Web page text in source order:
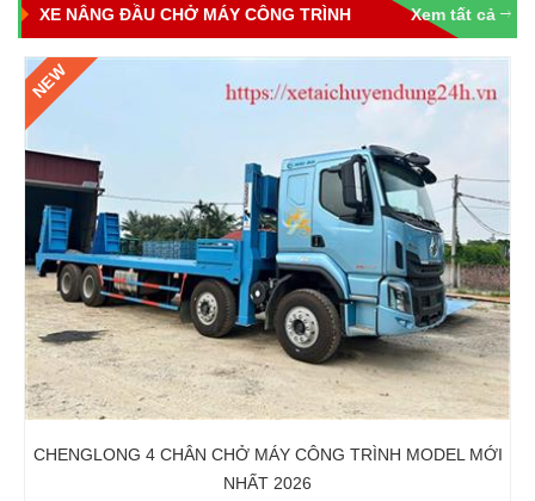
XE NÂNG ĐẦU CHỞ MÁY CÔNG TRÌNH Xem tất cả
NEW
CHENGLONG 4 CHÂN CHỞ MÁY CÔNG TRÌNH MODEL MỚI
NHẤT 2026